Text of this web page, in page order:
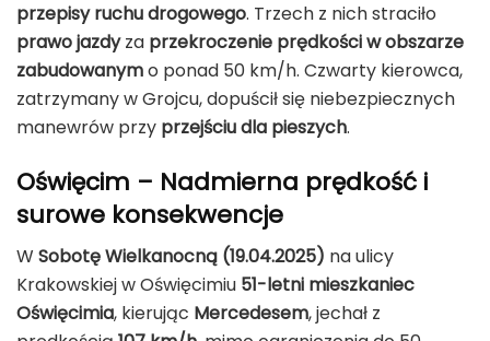
przepisy ruchu drogowego. Trzech z nich straciło
prawo jazdyza przekroczenie prędkości w obszarze
zabudowanymo ponad 50 km/h. Czwarty kierowca,
zatrzymany w Grojcu, dopuścił się niebezpiecznych
manewrów przy przejściu dla pieszych.
Oświęcim – Nadmierna prędkość i
surowe konsekwencje
W Sobotę Wielkanocną (19.04.2025) na ulicy
Krakowskiej w Oświęcimiu 51-letni mieszkaniec
Oświęcimia, kierując Mercedesem, jechał z